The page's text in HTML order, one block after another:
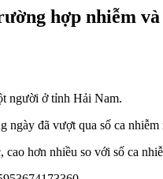
hợp nhiễm
người ở tỉnh Hải Nam.
đã vượt qua số ca
hơn nhiều so với số ca